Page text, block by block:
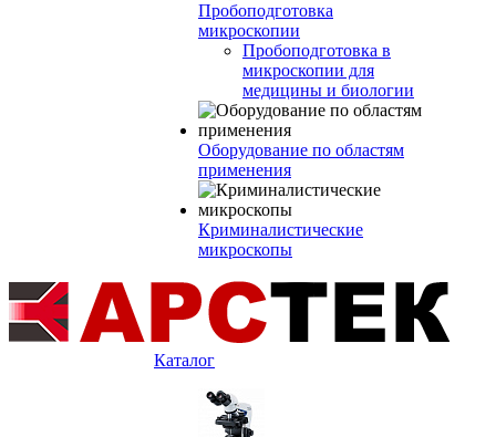
Пробоподготовка
микроскопии
Пробоподготовка в
микроскопии для
медицины и биологии
Оборудование по областям
применения
Криминалистические
микроскопы
Каталог